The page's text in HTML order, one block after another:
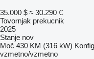
35.000 $ ≈ 30.290 €
Tovornjak prekucnik
2025
Stanje nov
Moč 430 KM (316 kW)
vzmetno/vzmetno